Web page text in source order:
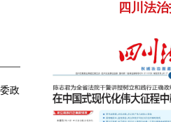
政
四川法